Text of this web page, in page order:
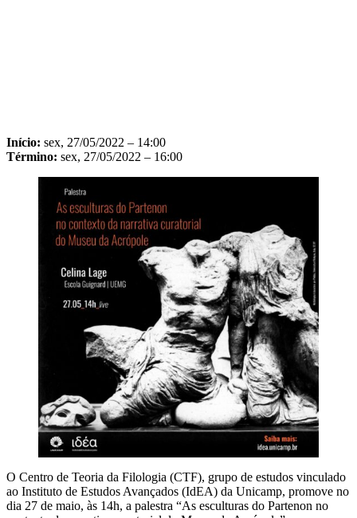
Início: sex, 27/05/2022 – 14:00
Término: sex, 27/05/2022 – 16:00
O Centro de Teoria da Filologia (CTF), grupo de estudos vinculado
ao Instituto de Estudos Avançados (IdEA) da Unicamp, promove no
dia 27 de maio, às 14h, a palestra “As esculturas do Partenon no